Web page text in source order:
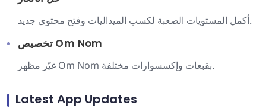
أكمل المستويات الصعبة لكسب الميداليات وفتح محتوى جديد.
تخصيص Om Nom
غيّر مظهر Om Nom بقبعات وإكسسوارات مختلفة.
Latest App Updates